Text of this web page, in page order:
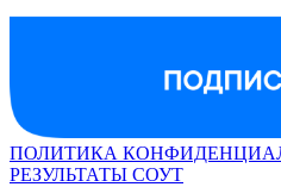
ПОЛИТИКА
РЕЗУЛЬТАТЫ СОУТ